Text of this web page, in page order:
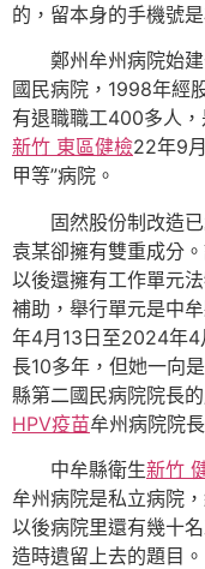
的，留本身的手機號
鄭州牟州病院始
國民病院，1998年經
有退職職工400多人
新竹 東區健檢22年9
甲等”病院。
固然股份制改造
袁某卻擁有雙重成分
以後還擁有工作單元
補助，舉行單元是中
年4月13日至2024年4
長10多年，但她一向
縣第二國民病院院長
HPV疫苗牟州病院院長
中牟縣衛生新竹
牟州病院是私立病院
以後病院里還有幾十
造時遺留上去的題目。